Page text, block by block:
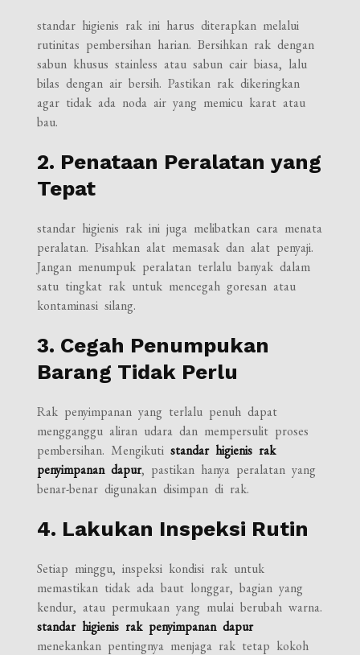
standar higienis rak ini harus diterapkan melalui
rutinitas pembersihan harian. Bersihkan rak dengan
sabun khusus stainless atau sabun cair biasa, lalu
bilas dengan air bersih. Pastikan rak dikeringkan
agar tidak ada noda air yang memicu karat atau
bau.
2. Penataan Peralatan yang
Tepat
standar higienis rak ini juga melibatkan cara menata
peralatan. Pisahkan alat memasak dan alat penyaji.
Jangan menumpuk peralatan terlalu banyak dalam
satu tingkat rak untuk mencegah goresan atau
kontaminasi silang.
3. Cegah Penumpukan
Barang Tidak Perlu
Rak penyimpanan yang terlalu penuh dapat
mengganggu aliran udara dan mempersulit proses
pembersihan. Mengikutistandar higienis rak
penyimpanan dapur, pastikan hanya peralatan yang
benar-benar digunakan disimpan di rak.
4. Lakukan Inspeksi Rutin
Setiap minggu, inspeksi kondisi rak untuk
memastikan tidak ada baut longgar, bagian yang
kendur, atau permukaan yang mulai berubah warna.
standar higienis rak penyimpanan dapur
menekankan pentingnya menjaga rak tetap kokoh